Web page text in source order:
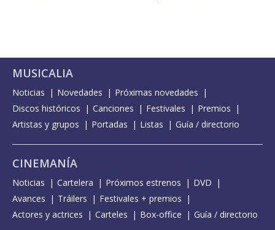
MUSICALIA
Noticias Novedades
Próximas novedades
Discos históricos
Canciones Festivales
Premios
Artistas y grupos
Portadas Listas Guía / directorio
CINEMANÍA
Noticias Cartelera Próximos estrenos
DVD
Avances
Tráilers
Festivales + premios
Actores y actrices
Carteles Box-office Guía / directorio